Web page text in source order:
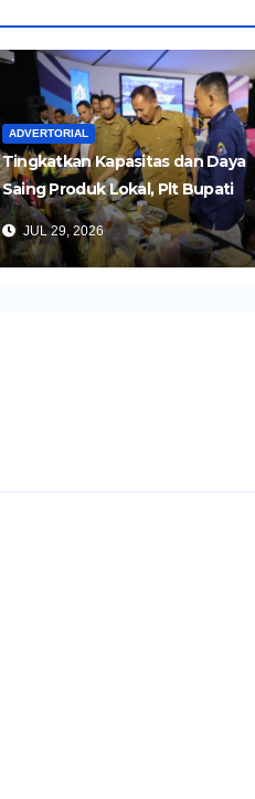
ADVERTORIAL
Tingkatkan Kapasitas dan Daya
Saing Produk Lokal, Plt Bupati
Tulungagung Buka Seminar
Impor dan Ekspor Produk UMKM
JUL 29, 2026